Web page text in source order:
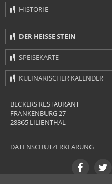
HISTORIE
Navigation
überspringen
DER HEISSE STEIN
SPEISEKARTE
KULINARISCHER KALENDER
BECKERS RESTAURANT
FRANKENBURG 27
28865 LILIENTHAL
DATENSCHUTZERKLÄRUNG